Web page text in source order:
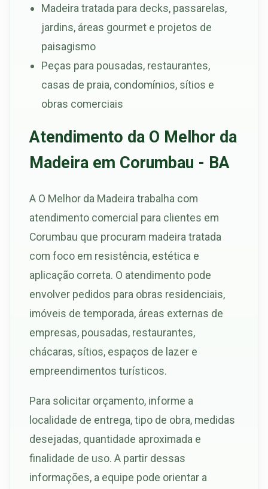
Madeira tratada para decks, passarelas,
jardins, áreas gourmet e projetos de
paisagismo
Peças para pousadas, restaurantes,
casas de praia, condomínios, sítios e
obras comerciais
Atendimento da O Melhor da
Madeira em Corumbau - BA
A O Melhor da Madeira trabalha com
atendimento comercial para clientes em
Corumbau que procuram madeira tratada
com foco em resistência, estética e
aplicação correta. O atendimento pode
envolver pedidos para obras residenciais,
imóveis de temporada, áreas externas de
empresas, pousadas, restaurantes,
chácaras, sítios, espaços de lazer e
empreendimentos turísticos.
Para solicitar orçamento, informe a
localidade de entrega, tipo de obra, medidas
desejadas, quantidade aproximada e
finalidade de uso. A partir dessas
informações, a equipe pode orientar a